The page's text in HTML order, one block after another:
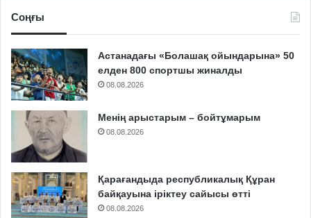
Соңғы
Астанадағы «Болашақ ойындарына» 50
елден 800 спортшы жиналды
08.08.2026
Менің арыстарым – бойтұмарым
08.08.2026
Қарағандыда республикалық Құран
байқауына іріктеу сайысы өтті
08.08.2026